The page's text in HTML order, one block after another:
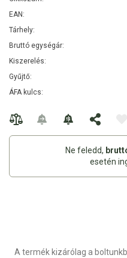
EAN:
Tárhely:
Bruttó egységár:
Kiszerelés:
Gyűjtő:
ÁFA kulcs:
Ne feledd,
esetén
A termék kizárólag a